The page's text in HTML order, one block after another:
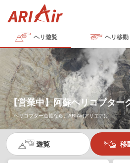
ヘリ遊覧 ヘリ移動
【営業中】阿蘇ヘリコプター
ヘリコプター遊覧なら、ARIAir(アリエア)。
遊覧 移